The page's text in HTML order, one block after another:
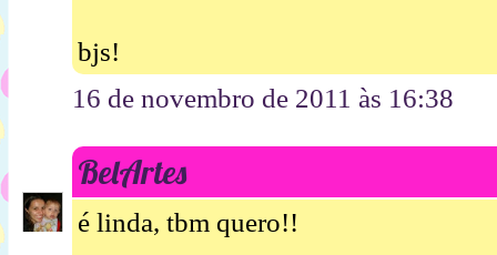
bjs!
16 de novembro de 2011 às 16:38
BelArtes
é linda, tbm quero!!